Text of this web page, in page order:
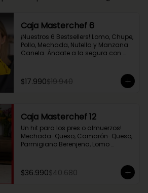
Caja Masterchef 6
¡Nuestros 6 Bestsellers! Lomo, Chupe,
Pollo, Mechada, Nutella y Manzana
Canela. Ándate a la segura con
Cami y del público 🔥
Lomo Saltado, Mechada Queso,
Canela. Perfecto para compartir
entre 2 o 3!
$17.990$19.940
Caja Masterchef 12
Un hit para los pres o almuerzos!
Mechada-Queso, Camarón-Queso,
Parmigiano Berenjena, Lomo
Sama, Fugazzeta (Queso con
cebolla), Pastel de Choclo (con
$36.990$40.680